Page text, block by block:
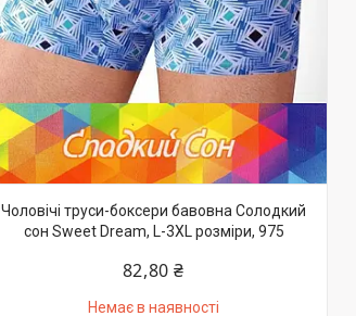
Чоловічі труси-боксери бавовна Солодкий
сон Sweet Dream, L-3XL розміри, 975
82,80 ₴
Немає в наявності